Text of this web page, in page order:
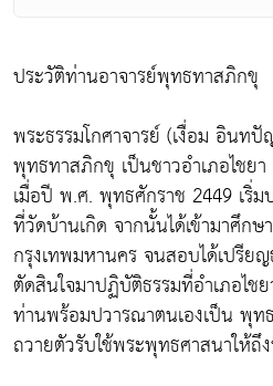
ประวัติท่านอาจารย์พุทธทาสภิกขุ
พระธรรมโกศาจารย์ (เงื่อม อินท
พุทธทาสภิกขุ เป็นชาวอำเภอไชย
เมื่อปี พ.ศ. พุทธศักราช 2449 เริ่ม
ที่วัดบ้านเกิด จากนั้นได้เข้ามาศึก
กรุงเทพมหานคร จนสอบได้เปรีย
ตัดสินใจมาปฏิบัติธรรมที่อำเภอไช
ท่านพร้อมปวารณาตนเองเป็น พุท
ถวายตัวรับใช้พระพุทธศาสนาให้ถึ